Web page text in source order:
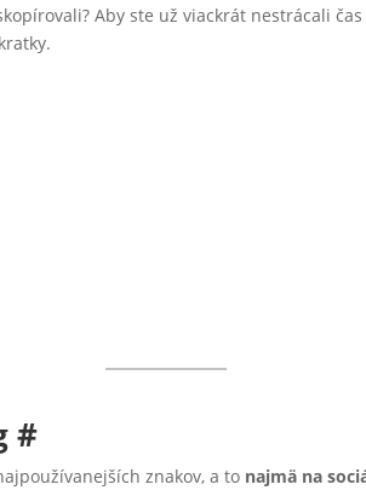
Aby ste už viackrát nestrácali
#
znakov, a to najmä na